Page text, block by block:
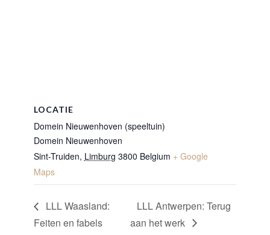
LOCATIE
Domein Nieuwenhoven (speeltuin)
Domein Nieuwenhoven
Sint-Truiden, Limburg 3800 Belgium + Google
Maps
LLL Waasland:
Feiten en fabels
LLL Antwerpen: Terug
aan het werk